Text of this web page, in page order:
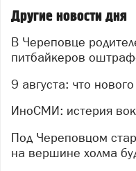
Другие новости дня
В Череповце родителей несовершеннолетних
питбайкеров
9 августа: что
ИноСМИ: истерия
Под Череповцом старый храм засыпали землей,
на вершине холма